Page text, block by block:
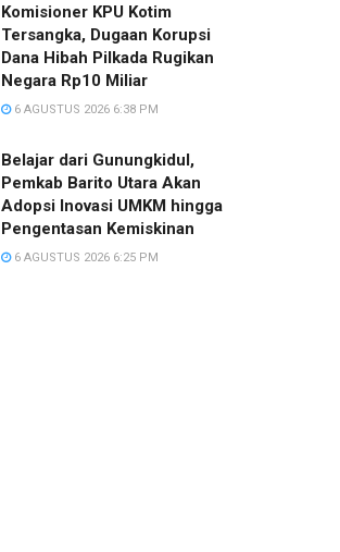
Komisioner KPU Kotim
Tersangka, Dugaan Korupsi
Dana Hibah Pilkada Rugikan
Negara Rp10 Miliar
6 AGUSTUS 2026 6:38 PM
Belajar dari Gunungkidul,
Pemkab Barito Utara Akan
Adopsi Inovasi UMKM hingga
Pengentasan Kemiskinan
6 AGUSTUS 2026 6:25 PM